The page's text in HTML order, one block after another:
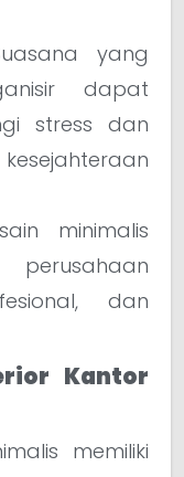
yang
dapat
stress dan
minimalis
perusahaan
dan
Kantor
memiliki